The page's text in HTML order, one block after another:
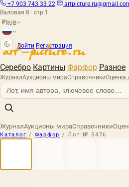
+7 903 743 33 22
Валовая 8 · стр.1
₽RUB
Войти Регистрация
Серебро Картины Фарфор Разное
ЖурналАукционы мираСправочникиОценка
ЖурналАукционы мираСправочники
Каталог / Фарфор / Лот № 5476